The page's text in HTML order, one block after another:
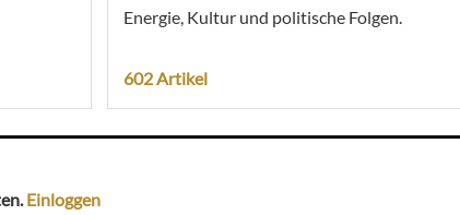
Energie, Kultur und politische Folgen.
602 Artikel
Einloggen